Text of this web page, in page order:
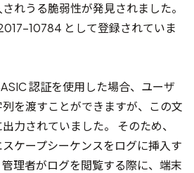
れうる脆弱性が発見されました。
10784 として登録されていま
認証を使用した場合、ユーザ
を渡すことができますが、この文
力されていました。 そのため、
ケープシーケンスをログに挿入す
理者がログを閲覧する際に、端末